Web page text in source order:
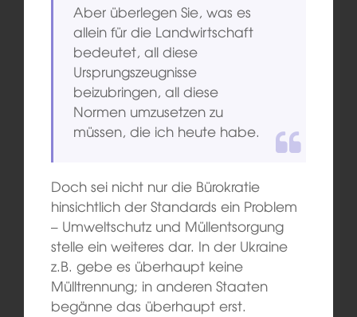
Aber überlegen Sie, was es
allein für die Landwirtschaft
bedeutet, all diese
Ursprungszeugnisse
beizubringen, all diese
Normen umzusetzen zu
müssen, die ich heute habe.
Doch sei nicht nur die Bürokratie
hinsichtlich der Standards ein Problem
– Umweltschutz und Müllentsorgung
stelle ein weiteres dar. In der Ukraine
z.B. gebe es überhaupt keine
Mülltrennung; in anderen Staaten
begänne das überhaupt erst.